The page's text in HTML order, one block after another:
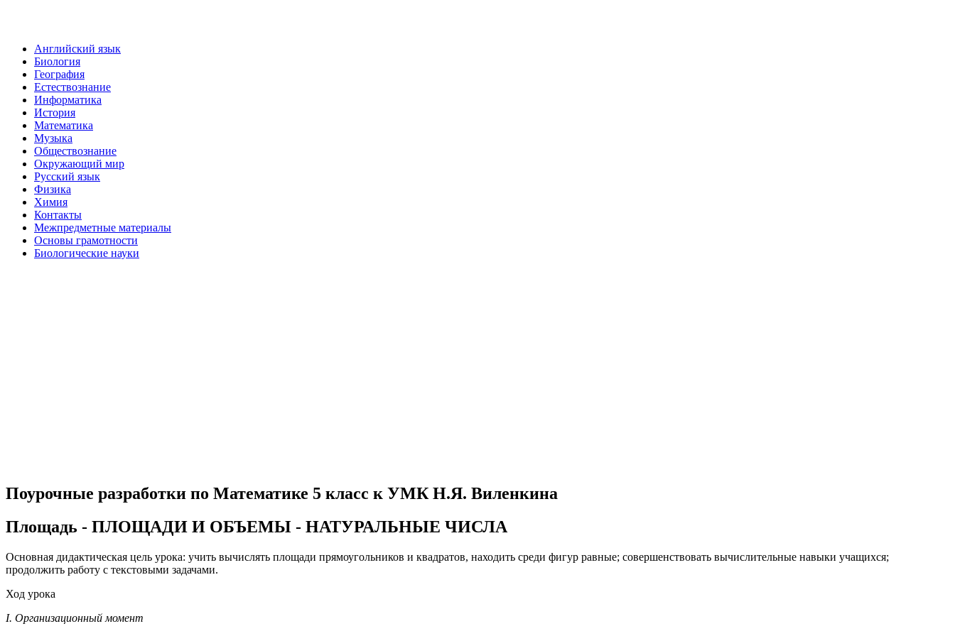
Английский язык
Биология
География
Естествознание
Информатика
История
Математика
Музыка
Обществознание
Окружающий мир
Русский язык
Физика
Химия
Контакты
Межпредметные материалы
Основы грамотности
Биологические науки
Поурочные разработки по Математике 5 класс к УМК Н.Я. Виленкина
Площадь - ПЛОЩАДИ И ОБЪЕМЫ - НАТУРАЛЬНЫЕ ЧИСЛА
Основная дидактическая цель урока: учить вычислять площади прямоугольников и квадратов, находить среди фигур равные; совершенствовать вычислительные навыки учащихся;
продолжить работу с текстовыми задачами.
Ход урока
I. Организационный момент